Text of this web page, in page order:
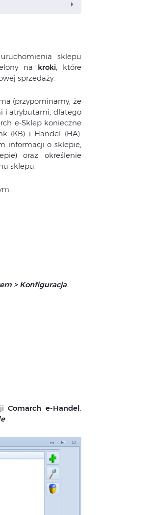
sklepu
na kroki , które
sprzedaży.
(przypominamy, że
i atrybutami, dlatego
e-Sklep konieczne
(KB) i Handel (HA).
informacji o sklepie,
oraz określenie
sklepu.
> Konfiguracja.
Comarch e-Handel